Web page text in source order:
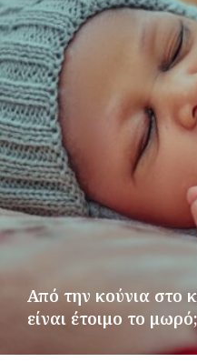
Από την κούνια στο
είναι έτοιμο το μωρό;